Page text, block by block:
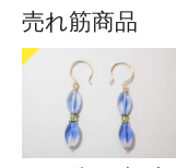
売れ筋商品